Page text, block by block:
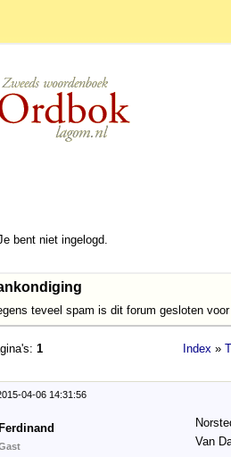
bent niet ingelogd.
teveel spam is dit forum gesloten
1 Index »
04-06 14:31:56
Ferdinand
Van